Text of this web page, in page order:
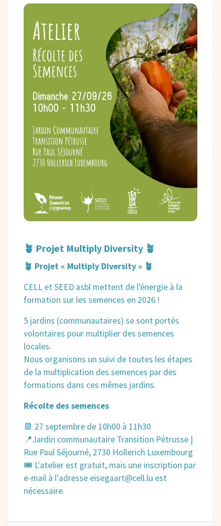
🪴 Projet Multiply Diversity 🪴
🪴 Projet « Multiply Diversity » 🪴
CELL et SEED asbl mettent de l’énergie à la
formation sur les semences en 2026 !
5 jardins (communautaires) se sont portés
volontaires pour multiplier des semences
locales.
Nous organisons un suivi de toutes les étapes
de la multiplication des semences par des
formations dans ces mêmes jardins.
Récolte des semences
📆 27 septembre de 10h00 à 11h30
📍Jardin communautaire Transition Pétrusse |
Rue Paul Séjourné, 2730 Hollerich Luxembourg
🎟 L'atelier est gratuit, mais une inscription par
e-mail à l'adresse eisegaart@cell.lu est
nécessaire.